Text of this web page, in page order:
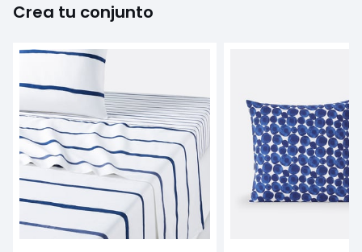
Crea tu conjunto